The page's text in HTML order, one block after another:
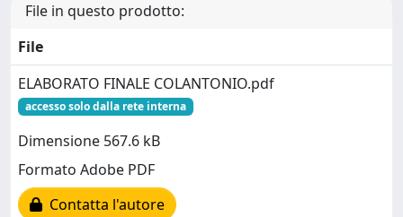
File in questo prodotto:
File
ELABORATO FINALE COLANTONIO.pdf
accesso solo dalla rete interna
Dimensione 567.6 kB
Formato Adobe PDF
Contatta l'autore